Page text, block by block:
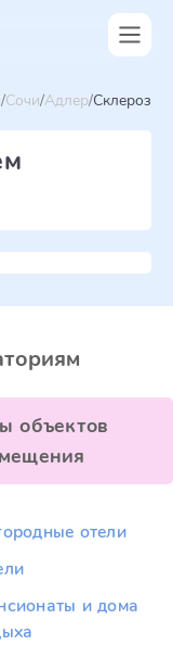
Сочи Адлер Склероз
объектов
отели
и дома